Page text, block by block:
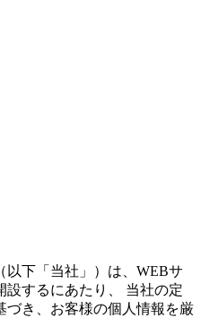
下「当社」）は、WEBサ
設するにあたり、 当社の定
づき、お客様の個人情報を厳